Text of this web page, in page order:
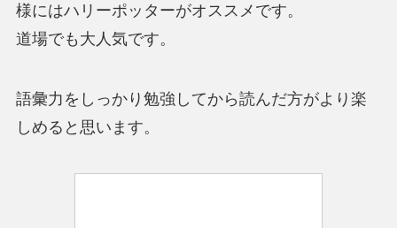
様にはハリーポッターがオススメです。
道場でも大人気です。
語彙力をしっかり勉強してから読んだ方がより楽
しめると思います。